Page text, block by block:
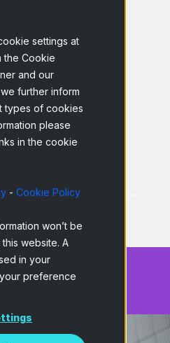
settings at
the Cookie
and our
further inform
types of cookies
please
in the cookie
- Cookie Policy
won’t be
website. A
in your
preference